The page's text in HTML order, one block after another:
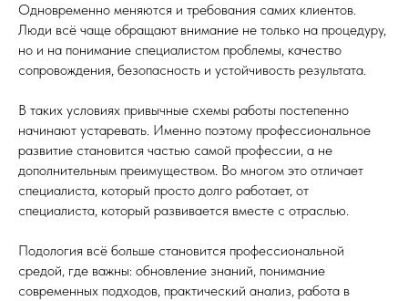
Одновременно меняются и требования самих клиентов.
Люди всё чаще обращают внимание не только на процедуру,
но и на понимание специалистом проблемы, качество
сопровождения, безопасность и устойчивость результата.
В таких условиях привычные схемы работы постепенно
начинают устаревать. Именно поэтому профессиональное
развитие становится частью самой профессии, а не
дополнительным преимуществом. Во многом это отличает
специалиста, который просто долго работает, от
специалиста, который развивается вместе с отраслью.
Подология всё больше становится профессиональной
средой, где важны: обновление знаний, понимание
современных подходов, практический анализ, работа в